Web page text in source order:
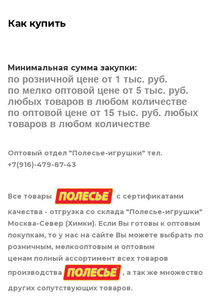
Как купить
Минимальная сумма закупки:
по розничной цене от 1 тыс. руб.
по мелко оптовой цене от 5 тыс. руб.
любых товаров в любом количестве
по оптовой цене от 15 тыс. руб. любых
товаров в любом количестве
Оптовый отдел "Полесье-игрушки" тел.
+7(916)-479-87-43
Все товары
с сертификатами
качества - отгрузка со склада "Полесье-игрушки"
Москва-Север (Химки). Если Вы готовы к оптовым
покупкам, то у нас на сайте Вы можете выбрать по
розничным, мелкооптовым и оптовым
ценам полный ассортимент всех товаров
производства
, а так же множество
других сопутствующих товаров.